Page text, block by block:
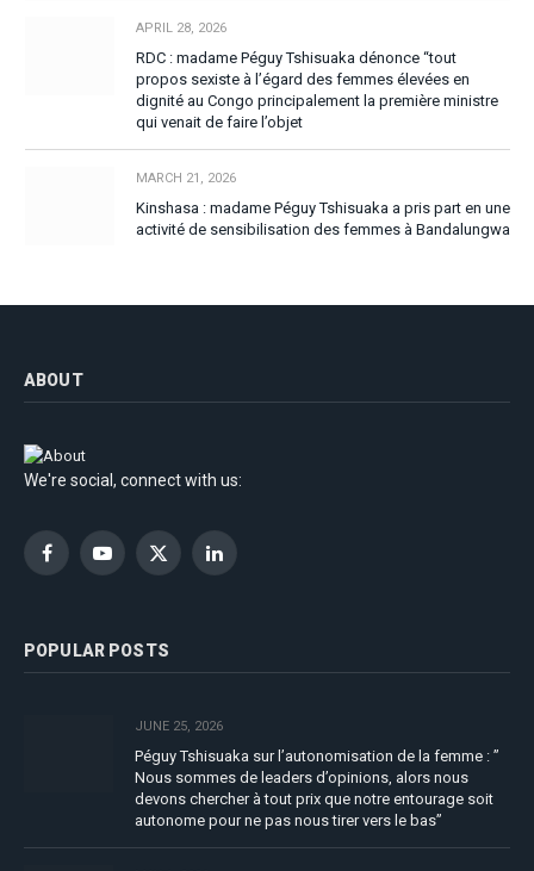
APRIL 28, 2026
RDC : madame Péguy Tshisuaka dénonce “tout
propos sexiste à l’égard des femmes élevées en
dignité au Congo principalement la première ministre
qui venait de faire l’objet
MARCH 21, 2026
Kinshasa : madame Péguy Tshisuaka a pris part en une
activité de sensibilisation des femmes à Bandalungwa
ABOUT
We're social, connect with us:
FacebookYouTubeX
LinkedIn
POPULAR POSTS
JUNE 25, 2026
Péguy Tshisuaka sur l’autonomisation de la femme : ”
Nous sommes de leaders d’opinions, alors nous
devons chercher à tout prix que notre entourage soit
autonome pour ne pas nous tirer vers le bas”